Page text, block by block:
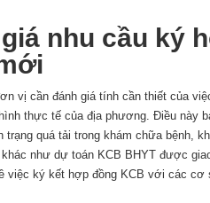
nhu cầu ký
vị cần đánh giá tính cần thiết của
thực tế của địa phương. Điều này
trạng quá tải trong khám chữa bệnh,
như dự toán KCB BHYT được
việc ký kết hợp đồng KCB với các cơ